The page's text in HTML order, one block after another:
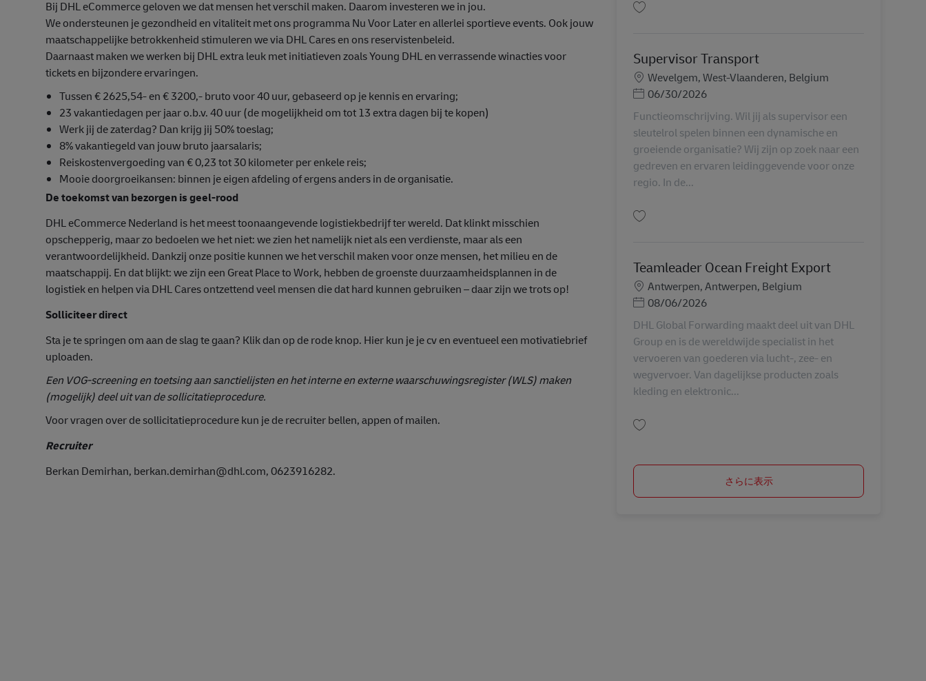
Bij DHL eCommerce geloven we dat mensen het verschil maken. Daarom investeren we in jou.
We ondersteunen je gezondheid en vitaliteit met ons programma Nu Voor Later en allerlei sportieve events. Ook jouw
maatschappelijke betrokkenheid stimuleren we via DHL Cares en ons reservistenbeleid.
Daarnaast maken we werken bij DHL extra leuk met initiatieven zoals Young DHL en verrassende winacties voor
tickets en bijzondere ervaringen.
Tussen € 2625,54- en € 3200,- bruto voor 40 uur, gebaseerd op je kennis en ervaring;
23 vakantiedagen per jaar o.b.v. 40 uur (de mogelijkheid om tot 13 extra dagen bij te kopen)
Werk jij de zaterdag? Dan krijg jij 50% toeslag;
8% vakantiegeld van jouw bruto jaarsalaris;
Reiskostenvergoeding van € 0,23 tot 30 kilometer per enkele reis;
Mooie doorgroeikansen: binnen je eigen afdeling of ergens anders in de organisatie.
De toekomst van bezorgen is geel-rood
DHL eCommerce Nederland is het meest toonaangevende logistiekbedrijf ter wereld. Dat klinkt misschien
opschepperig, maar zo bedoelen we het niet: we zien het namelijk niet als een verdienste, maar als een
verantwoordelijkheid. Dankzij onze positie kunnen we het verschil maken voor onze mensen, het milieu en de
maatschappij. En dat blijkt: we zijn een Great Place to Work, hebben de groenste duurzaamheidsplannen in de
logistiek en helpen via DHL Cares ontzettend veel mensen die dat hard kunnen gebruiken – daar zijn we trots op!
Solliciteer direct
Sta je te springen om aan de slag te gaan? Klik dan op de rode knop. Hier kun je je cv en eventueel een motivatiebrief
uploaden.
Een VOG-screening en toetsing aan sanctielijsten en het interne en externe waarschuwingsregister (WLS) maken
(mogelijk) deel uit van de sollicitatieprocedure.
Voor vragen over de sollicitatieprocedure kun je de recruiter bellen, appen of mailen.
Recruiter
Berkan Demirhan, berkan.demirhan@dhl.com, 0623916282.
Supervisor Transport
勤務地
Wevelgem, West-Vlaanderen, Belgium
Posted Date
06/30/2026
Functieomschrijving. Wil jij als supervisor een
sleutelrol spelen binnen een dynamische en
groeiende organisatie? Wij zijn op zoek naar een
gedreven en ervaren leidinggevende voor onze
regio. In de...
Teamleader Ocean Freight Export
勤務地
Antwerpen, Antwerpen, Belgium
Posted Date
08/06/2026
DHL Global Forwarding maakt deel uit van DHL
Group en is de wereldwijde specialist in het
vervoeren van goederen via lucht-, zee- en
wegvervoer. Van dagelijkse producten zoals
kleding en elektronic...
さらに表示